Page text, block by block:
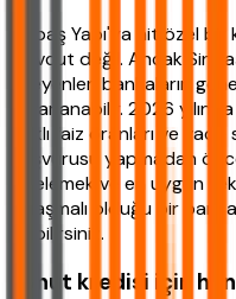
Sinpaş Yapı'ya ait özel
mevcut değil. Ancak
isteyenler, bankaların
yararlanabilir. 2026
farklı faiz oranları ve
başvurusu yapmadan
incelemek ve en uygun
anlaşmalı olduğu bir
alabilirsiniz.
Konut kredisi için